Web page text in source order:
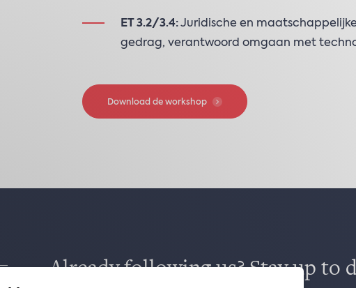
ET 3.2/3.4:Juridische en
gedrag, verantwoord omgaan met
Download de workshop
Already following us? Stay up to